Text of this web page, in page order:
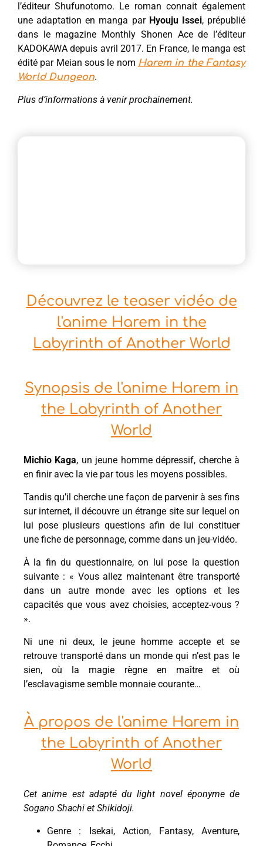
l’éditeur Shufunotomo. Le roman connait également
une adaptation en manga par Hyouju Issei, prépublié
dans le magazine Monthly Shonen Ace de l’éditeur
KADOKAWA depuis avril 2017. En France, le manga est
édité par Meian sous le nom Harem in the Fantasy
World Dungeon.
Plus d’informations à venir prochainement.
Découvrez le teaser vidéo de
l'anime Harem in the
Labyrinth of Another World
Synopsis de l'anime Harem in
the Labyrinth of Another
World
Michio Kaga, un jeune homme dépressif, cherche à
en finir avec la vie par tous les moyens possibles.
Tandis qu’il cherche une façon de parvenir à ses fins
sur internet, il découvre un étrange site sur lequel on
lui pose plusieurs questions afin de lui constituer
une fiche de personnage, comme dans un jeu-vidéo.
À la fin du questionnaire, on lui pose la question
suivante : « Vous allez maintenant être transporté
dans un autre monde avec les options et les
capacités que vous avez choisies, acceptez-vous ?
».
Ni une ni deux, le jeune homme accepte et se
retrouve transporté dans un monde qui n’est pas le
sien, où la magie règne en maître et où
l’esclavagisme semble monnaie courante…
À propos de l'anime Harem in
the Labyrinth of Another
World
Cet anime est adapté du light novel éponyme de
Sogano Shachi et Shikidoji.
Genre : Isekai, Action, Fantasy, Aventure,